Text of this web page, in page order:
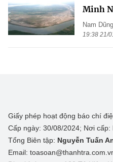
Minh
Nam Dũng
19:38 21/
Giấy phép hoạt động báo chí
Cấp ngày: 30/08/2024; Nơi
Tổng Biên tập: Nguyễn Tuấn
Email: